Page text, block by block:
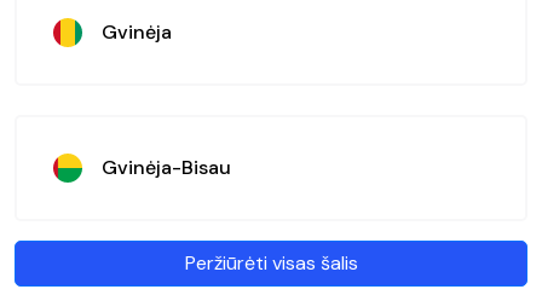
Gvinėja
Gvinėja-Bisau
Peržiūrėti visas šalis